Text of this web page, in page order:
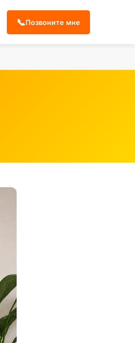
📞Позвоните мне